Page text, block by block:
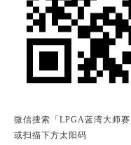
微信搜索「LPGA蓝湾大师
或扫描下方太阳码